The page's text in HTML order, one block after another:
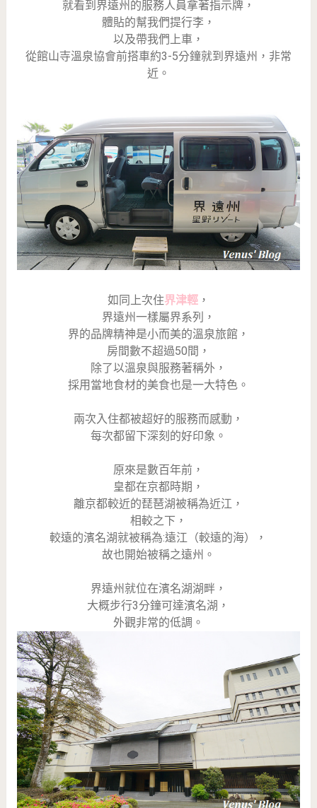
就看到界遠州的服務人員拿著指示牌，
體貼的幫我們提行李，
以及帶我們上車，
從館山寺溫泉協會前搭車約3-5分鐘就到界遠州，非常
近。
如同上次住界津輕，
界遠州一樣屬界系列，
界的品牌精神是小而美的溫泉旅館，
房間數不超過50間，
除了以溫泉與服務著稱外，
採用當地食材的美食也是一大特色。
兩次入住都被超好的服務而感動，
每次都留下深刻的好印象。
原來是數百年前，
皇都在京都時期，
離京都較近的琵琶湖被稱為近江，
相較之下，
較遠的濱名湖就被稱為:遠江（較遠的海），
故也開始被稱之遠州。
界遠州就位在濱名湖湖畔，
大概步行3分鐘可達濱名湖，
外觀非常的低調。